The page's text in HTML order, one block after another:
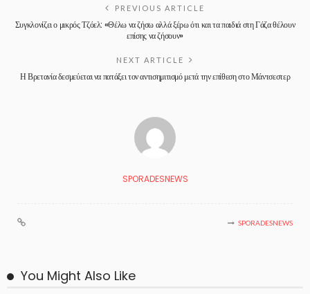
PREVIOUS ARTICLE
Συγκλονίζει ο μικρός Τζόελ: «Θέλω να ζήσω αλλά ξέρω ότι και τα παιδιά στη Γάζα θέλουν
επίσης να ζήσουν»
NEXT ARTICLE
Η Βρετανία δεσμεύεται να πατάξει τον αντισημιτισμό μετά την επίθεση στο Μάντσεστερ
SPORADESNEWS
SPORADESNEWS
You Might Also Like